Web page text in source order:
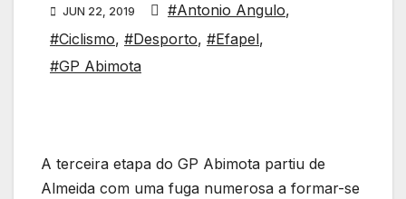
JUN 22, 2019 #Antonio Angulo,
#Ciclismo, #Desporto, #Efapel,
#GP Abimota
A terceira etapa do GP Abimota partiu de
Almeida com uma fuga numerosa a formar-se